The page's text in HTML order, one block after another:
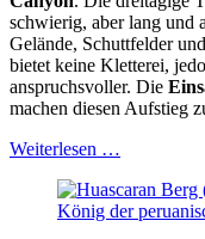
schwierig, aber lang und
Gelände, Schuttfelder
bietet keine Kletterei,
anspruchsvoller. Die
machen diesen Aufstieg
Weiterlesen …